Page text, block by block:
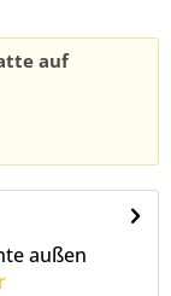
auf
außen